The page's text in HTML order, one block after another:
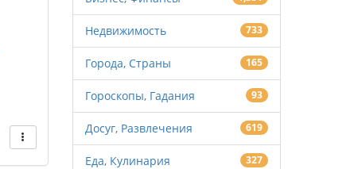
Недвижимость 733
Города, Страны 165
Гороскопы, Гадания 93
Досуг, Развлечения 619
Еда, Кулинария 327